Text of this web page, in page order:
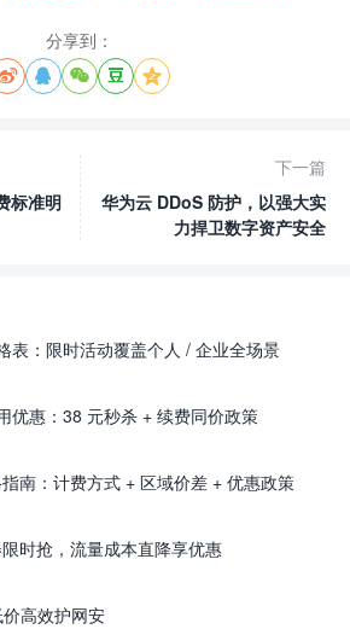
分享到：
   
标准明
下一篇
华为云 DDoS 防护，以强大实
力捍卫数字资产安全
表：限时活动覆盖个人 / 企业全场景
优惠：38 元秒杀 + 续费同价政策
南：计费方式 + 区域价差 + 优惠政策
时抢，流量成本直降享优惠
高效护网安